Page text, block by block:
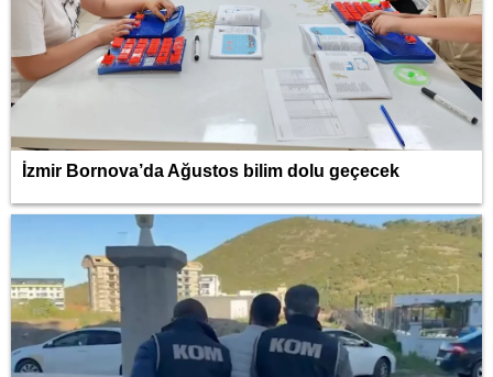
İzmir Bornova’da Ağustos bilim dolu geçecek